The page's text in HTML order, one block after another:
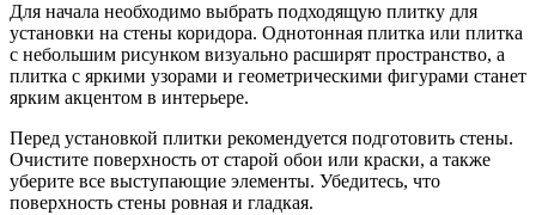
Для начала необходимо выбрать подходящую плитку для
установки на стены коридора. Однотонная плитка или плитка
с небольшим рисунком визуально расширят пространство, а
плитка с яркими узорами и геометрическими фигурами станет
ярким акцентом в интерьере.
Перед установкой плитки рекомендуется подготовить стены.
Очистите поверхность от старой обои или краски, а также
уберите все выступающие элементы. Убедитесь, что
поверхность стены ровная и гладкая.